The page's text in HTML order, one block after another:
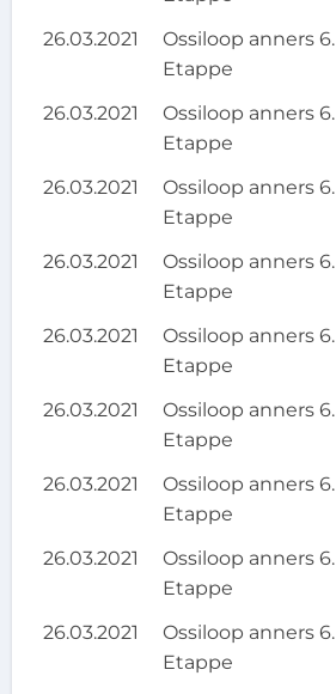
26.03.2021
Ossiloop anners 6.
Etappe
26.03.2021
Ossiloop anners 6.
Etappe
26.03.2021
Ossiloop anners 6.
Etappe
26.03.2021
Ossiloop anners 6.
Etappe
26.03.2021
Ossiloop anners 6.
Etappe
26.03.2021
Ossiloop anners 6.
Etappe
26.03.2021
Ossiloop anners 6.
Etappe
26.03.2021
Ossiloop anners 6.
Etappe
26.03.2021
Ossiloop anners 6.
Etappe